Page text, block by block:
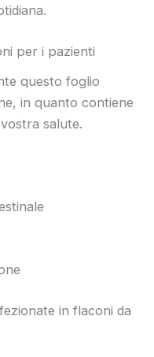
per i pazienti
questo foglio
in quanto contiene
salute.
in flaconi da